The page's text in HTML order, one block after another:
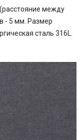
между
- 5 мм. Размер
сталь 316L.